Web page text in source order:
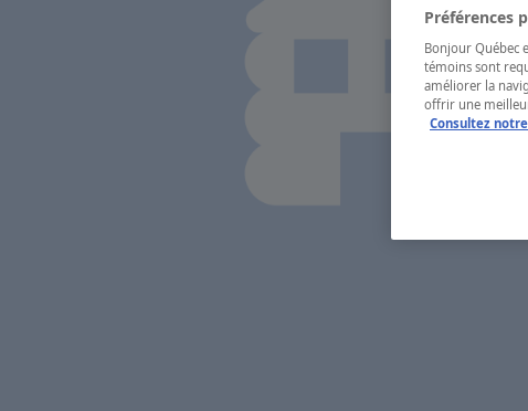
Préférences
Bonjour Québec
témoins sont
améliorer la
offrir une
Consultez